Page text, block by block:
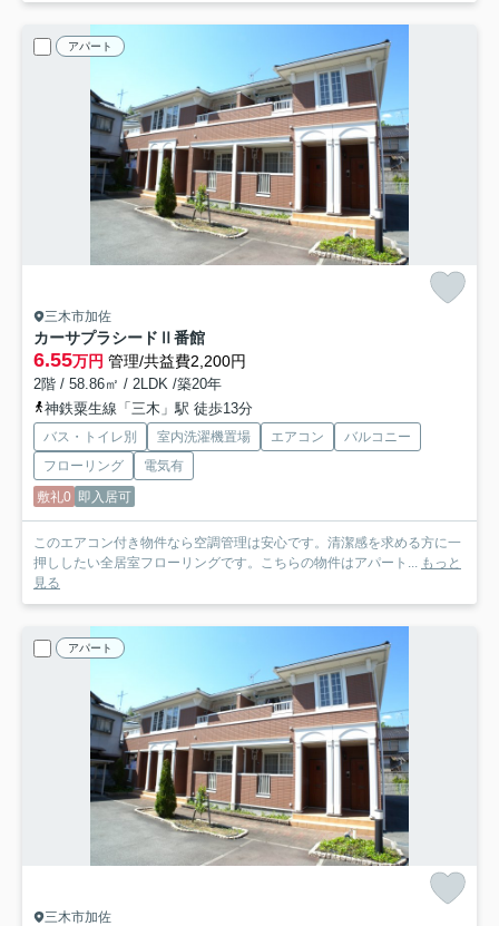
アパート
三木市加佐
カーサプラシードⅡ番館
6.55万円 管理/共益費2,200円
2階 / 58.86㎡ / 2LDK /築20年
神鉄粟生線「三木」駅 徒歩13分
バス・トイレ別 室内洗濯機置場 エアコン
バルコニー
フローリング
電気有
敷礼0 即入居可
このエアコン付き物件なら空調管理は安心です。清潔感を求める方に一
押ししたい全居室フローリングです。こちらの物件はアパート...
もっと
見る
アパート
三木市加佐